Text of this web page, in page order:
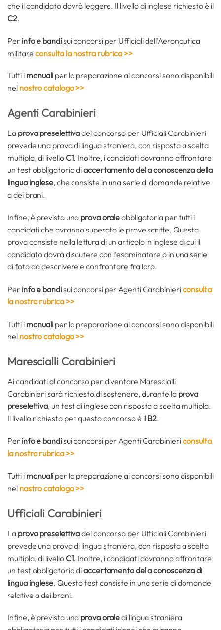
che il candidato dovrà leggere. Il livello di inglese richiesto è il
C2.
Per info e bandisui concorsi per Ufficiali dell’Aeronautica
militare consulta la nostra rubrica >>
Tutti i manuali per la preparazione ai concorsi sono disponibili
nel nostro catalogo >>
Agenti Carabinieri
La prova preselettivadel concorso per Ufficiali Carabinieri
prevede una prova di lingua straniera, con risposta a scelta
multipla, di livello C1. Inoltre, i candidati dovranno affrontare
un test obbligatorio diaccertamento della conoscenza della
lingua inglese, che consiste in una serie di domande relative
a dei brani.
Infine, è prevista una prova oraleobbligatoria per tutti i
candidati che avranno superato le prove scritte. Questa
prova consiste nella lettura di un articolo in inglese di cui il
candidato dovrà discutere con l’esaminatore o in una serie
di foto da descrivere e confrontare fra loro.
Per info e bandisui concorsi per Agenti Carabiniericonsulta
la nostra rubrica >>
Tutti i manuali per la preparazione ai concorsi sono disponibili
nel nostro catalogo >>
Marescialli Carabinieri
Ai candidati al concorso per diventare Marescialli
Carabinieri sarà richiesto di sostenere, durante la prova
preselettiva, un test di inglese con risposta a scelta multipla.
Il livello richiesto per questo concorso è il B2.
Per info e bandisui concorsi per Agenti Carabiniericonsulta
la nostra rubrica >>
Tutti i manuali per la preparazione ai concorsi sono disponibili
nel nostro catalogo >>
Ufficiali Carabinieri
La prova preselettivadel concorso per Ufficiali Carabinieri
prevede una prova di lingua straniera, con risposta a scelta
multipla, di livello C1. Inoltre, i candidati dovranno affrontare
un test obbligatorio diaccertamento della conoscenza di
lingua inglese. Questo test consiste in una serie di domande
relative a dei brani.
Infine, è prevista una prova oraledi lingua straniera